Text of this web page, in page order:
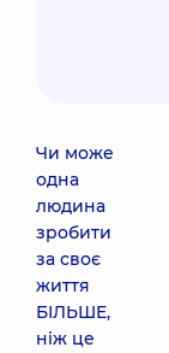
Чи може
одна
людина
зробити
за своє
життя
БІЛЬШЕ,
ніж це